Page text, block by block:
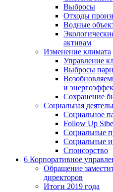
Выбросы
Отходы
Водные
активам
Изменение климата
Управление
Выбросы
и
Сохранение
Социальная
Социальное
Follow Up
Социальные
Социальные
Спонсорство
6 Корпоративное
Обращение
директоров
Итоги 2019 года